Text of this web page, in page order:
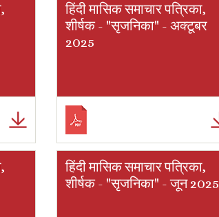
हिंदी मासिक समाचार पत्रिका,
शीर्षक - "सृजनिका" - अक्टूबर
2025
हिंदी मासिक समाचार पत्रिका,
शीर्षक - "सृजनिका" - जून 2025